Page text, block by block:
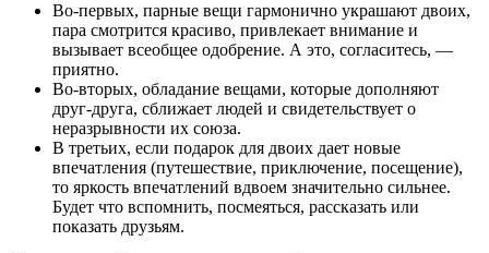
Во-первых, парные вещи гармонично украшают двоих,
пара смотрится красиво, привлекает внимание и
вызывает всеобщее одобрение. А это, согласитесь, —
приятно.
Во-вторых, обладание вещами, которые дополняют
друг-друга, сближает людей и свидетельствует о
неразрывности их союза.
В третьих, если подарок для двоих дает новые
впечатления (путешествие, приключение, посещение),
то яркость впечатлений вдвоем значительно сильнее.
Будет что вспомнить, посмеяться, рассказать или
показать друзьям.